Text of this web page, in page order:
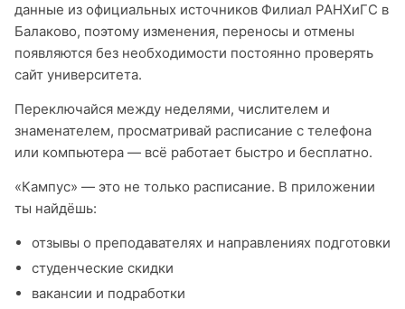
данные из официальных источников Филиал РАНХиГС в
Балаково, поэтому изменения, переносы и отмены
появляются без необходимости постоянно проверять
сайт университета.
Переключайся между неделями, числителем и
знаменателем, просматривай расписание с телефона
или компьютера — всё работает быстро и бесплатно.
«Кампус» — это не только расписание. В приложении
ты найдёшь:
отзывы о преподавателях и направлениях подготовки
студенческие скидки
вакансии и подработки